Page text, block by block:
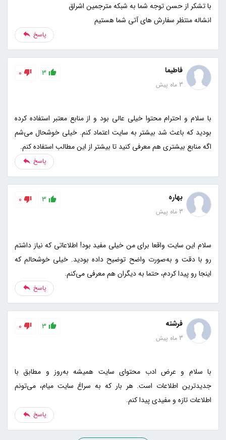
انشاله منتظر سفارش های آتی شما هستیم
پاسخ
فاطیما
3 ماه پیش
3
0
با سلام و احترام محتوا خیلی عالی بود و از منابع معتبر استفاده کرده
بودید که باعث شد بیشتر به سایت اعتماد کنم. خیلی خوشحال می‌شم
اگه منابع بیشتری هم معرفی کنید تا بیشتر از این مطالب استفاده کنم.
پاسخ
بهاره
3 ماه پیش
3
0
سلام این سایت واقعا برای من خیلی مفید بود! اطلاعاتی که نیاز داشتم
رو با دقت و به‌صورت واضح توضیح داده بودید. خیلی خوشحالم که
اینجا رو پیدا کردم، حتما به دیگران هم معرفی می‌کنم.
پاسخ
فرشته
3 ماه پیش
3
0
با سلام و عرض ادب محتوای سایت همیشه به‌روز و مطابق با
جدیدترین اطلاعات است. هر بار که به سراغ سایت میام، می‌تونم
اطلاعات تازه و مفیدی پیدا کنم.
پاسخ